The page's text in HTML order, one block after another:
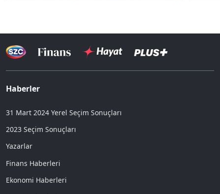
Haberler
31 Mart 2024 Yerel Seçim Sonuçları
2023 Seçim Sonuçları
Yazarlar
Finans Haberleri
Ekonomi Haberleri